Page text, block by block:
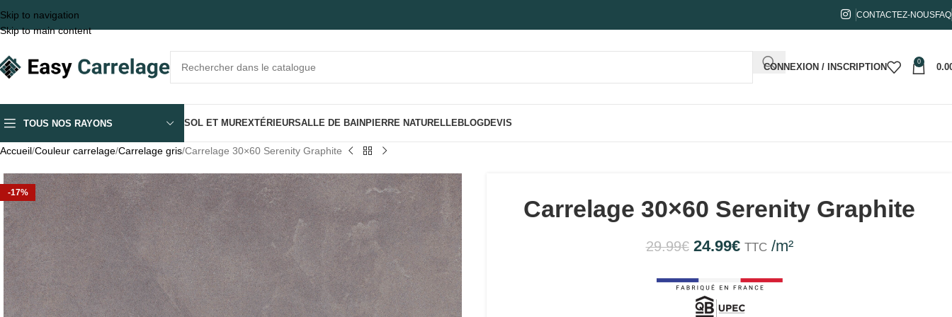
Skip to navigation
Skip to main content
CONTACTEZ-NOUSFAQ
CONNEXION / INSCRIPTION
0
TOUS NOS RAYONS SOL ET MUREXTÉRIEURSALLE DE BAIN PIERRE NATURELLEBLOGDEVIS
Accueil Couleur carrelage Carrelage gris Carrelage 30×60 Serenity Graphite
-17%
Carrelage 30×60 Serenity Graphite
29.99€ 24.99€ TTC /m²